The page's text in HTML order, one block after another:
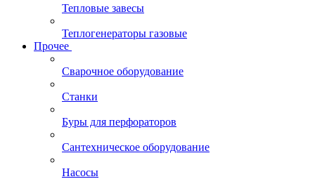
Тепловые завесы
Теплогенераторы газовые
Прочее
Сварочное оборудование
Станки
Буры для перфораторов
Сантехническое оборудование
Насосы